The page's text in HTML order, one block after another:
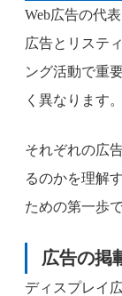
Web広告の代
広告とリステ
ング活動で重
く異なります。
それぞれの広
るのかを理解
ための第一歩で
広告の掲
ディスプレイ